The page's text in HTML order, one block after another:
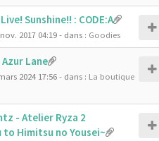
Sunshine!! : CODE:A
2017 04:19- dans : Goodies
Lane
2024 17:56- dans : La boutique
- Atelier Ryza 2
Himitsu no Yousei~